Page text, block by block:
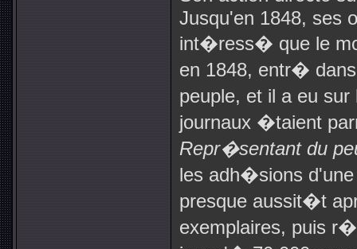
Jusqu'en 1848, ses
int�ress� que le
en 1848, entr�
peuple, et il a eu
journaux �taient
Repr�sentant du
les adh�sions
presque aussit�t
exemplaires, puis